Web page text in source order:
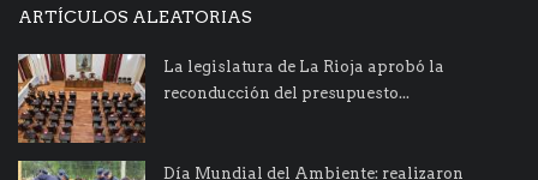
ARTÍCULOS ALEATORIAS
La legislatura de La Rioja aprobó la
reconducción del presupuesto...
Día Mundial del Ambiente: realizaron